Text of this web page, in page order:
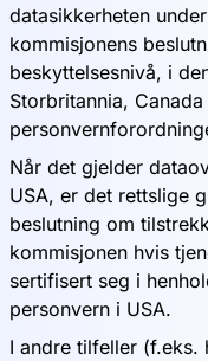
datasikkerheten
kommisjonens
beskyttelsesnivå, i
Storbritannia,
Når det gjelder
USA, er det rettslige
beslutning om
kommisjonen hvis
sertifisert seg i
personvern i USA.
I andre tilfeller